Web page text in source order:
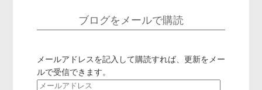
ブログをメールで購読
メールアドレスを記入して購読すれば、更新をメー
ルで受信できます。
メ